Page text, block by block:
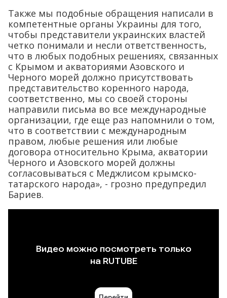
Также мы подобные обращения написали в
компетентные органы Украины для того,
чтобы представители украинских властей
четко понимали и несли ответственность,
что в любых подобных решениях, связанных
с Крымом и акваториями Азовского и
Черного морей должно присутствовать
представительство коренного народа,
соответственно, мы со своей стороны
направили письма во все международные
организации, где еще раз напомнили о том,
что в соответствии с международным
правом, любые решения или любые
договора относительно Крыма, акватории
Черного и Азовского морей должны
согласовываться с Меджлисом крымско-
татарского народа», - грозно предупредил
Бариев.